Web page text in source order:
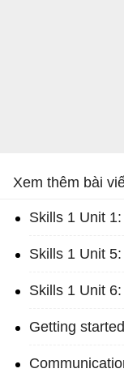
Xem thêm bài
Skills 1 Unit
Skills 1 Unit
Skills 1 Unit
Getting